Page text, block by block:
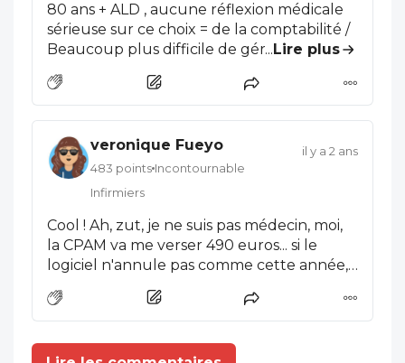
80 ans + ALD , aucune réflexion médicale
sérieuse sur ce choix = de la comptabilité /
Beaucoup plus difficile de gérer un
de 80 ans avec une ALD , pour ne citer
que cela , Bref , une convention ici
réflexion sur la problématique réelle du
terrain . Beaucoup d'entre nous doivent
partir maintenant ou bientôt , PAS DANS
retenir un peu à leur poste ni "en même
temps "un véritable encouragement à
l'installation des jeunes médecins . Je crains
que nous soyons mal et j'espère en
trouver ici qui seront plus optimistes que
... Lire plus
veronique Fueyo
483 points Incontournable
Infirmiers
il y a 2 ans
Cool ! Ah, zut, je ne suis pas médecin, moi,
la CPAM va me verser 490 euros... si le
logiciel n'annule pas comme cette année,
Ah mais je n'ai même pas ça en bénéfice en
2023, pourtant j'ai travaillé 15 jours à 21
jours (dont 2 week-ends) par mois...